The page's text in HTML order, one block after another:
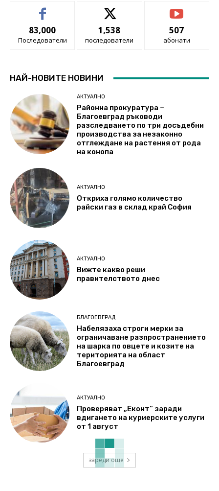
83,000
Последователи
1,538
последователи
507
абонати
НАЙ-НОВИТЕ НОВИНИ
АКТУАЛНО
Районна прокуратура –
Благоевград ръководи
разследването по три досъдебни
производства за незаконно
отглеждане на растения от рода
на конопа
АКТУАЛНО
Откриха голямо количество
райски газ в склад край София
АКТУАЛНО
Вижте какво реши
правителството днес
БЛАГОЕВГРАД
Набелязаха строги мерки за
ограничаване разпространението
на шарка по овцете и козите на
територията на област
Благоевград
АКТУАЛНО
Проверяват „Еконт“ заради
вдигането на куриерските услуги
от 1 август
зареди още